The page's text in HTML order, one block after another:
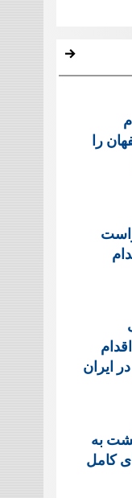
را
ایران
به
کامل